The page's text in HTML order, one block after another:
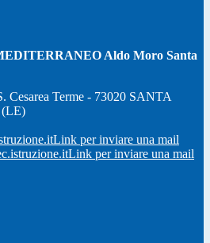
Aldo Moro Santa
Cesarea Terme - 73020 SANTA
Link per inviare una mail
Link per inviare una mail